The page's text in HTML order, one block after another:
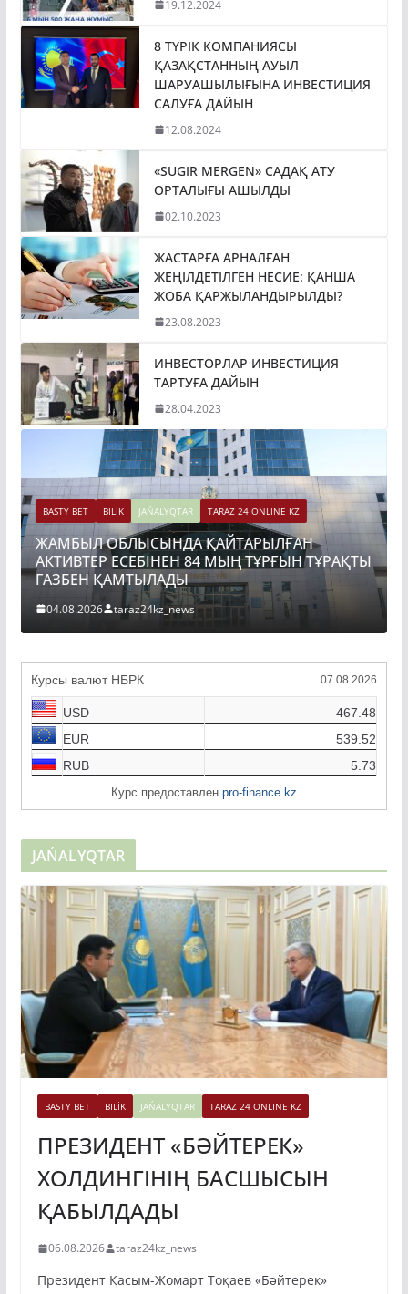
19.12.2024
8 ТҮРІК КОМПАНИЯСЫ
ҚАЗАҚСТАННЫҢ АУЫЛ
ШАРУАШЫЛЫҒЫНА ИНВЕСТИЦИЯ
САЛУҒА ДАЙЫН
12.08.2024
«SUGIR MERGEN» САДАҚ АТУ
ОРТАЛЫҒЫ АШЫЛДЫ
02.10.2023
ЖАСТАРҒА АРНАЛҒАН
ЖЕҢІЛДЕТІЛГЕН НЕСИЕ: ҚАНША
ЖОБА ҚАРЖЫЛАНДЫРЫЛДЫ?
23.08.2023
ИНВЕСТОРЛАР ИНВЕСТИЦИЯ
ТАРТУҒА ДАЙЫН
28.04.2023
BASTY BET BILİK JAŃALYQTAR TARAZ 24 ONLINE KZ
ТОҚАЕВ БІРНЕШЕ ІРІ АВТОЖОЛ ЖОБАСЫНЫҢ
ҚҰРЫЛЫСЫН РЕСМИ ТҮРДЕ БАСТАП БЕРДІ
Курсы валют НБРК 07.08.2026
Курс предоставленpro-finance.kz
JAŃALYQTAR
ПРЕЗИДЕНТ «БӘЙТЕРЕК»
ХОЛДИНГІНІҢ БАСШЫСЫН
ҚАБЫЛДАДЫ